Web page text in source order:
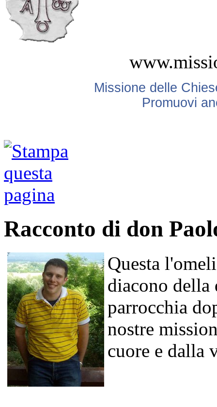
Missione delle
Promuovi
Racconto di don
Questa
diacono della
parrocchia
nostre
cuore e dalla